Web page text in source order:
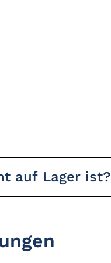
auf Lager ist?